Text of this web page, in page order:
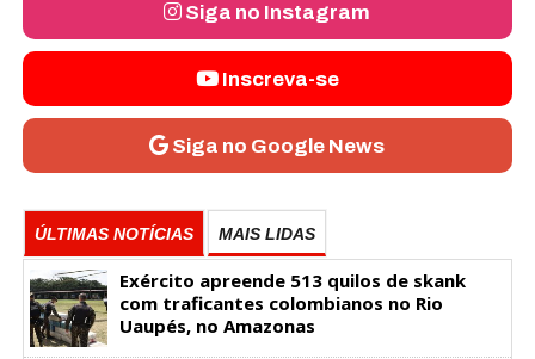
Siga no Instagram
Inscreva-se
Siga no Google News
ÚLTIMAS NOTÍCIAS MAIS LIDAS
Exército apreende 513 quilos de skank
com traficantes colombianos no Rio
Uaupés, no Amazonas